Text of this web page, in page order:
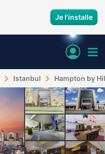
Je l'installe
Istanbul Hampton by